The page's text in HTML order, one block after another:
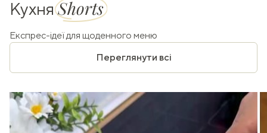
КухняShorts
Експрес-ідеї для щоденного меню
Переглянути всі